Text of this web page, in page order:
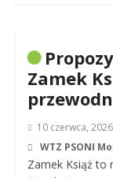
Zamek
10 czerwca, 2026
WTZ PSONI
Zamek Książ to